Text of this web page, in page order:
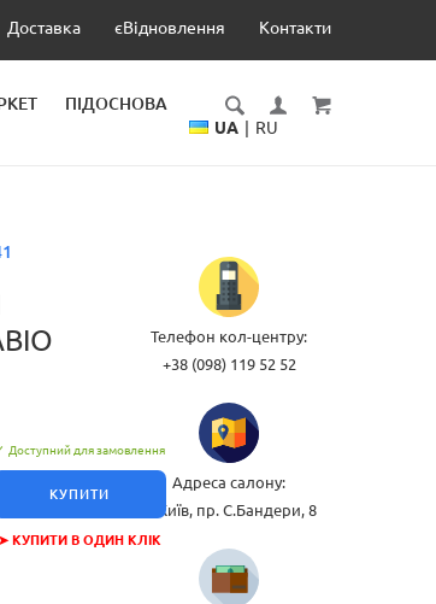
Доставка єВідновлення Контакти
ПІДОСНОВА
UA RU
Доступний для замовлення
КУПИТИ
➤ КУПИТИ В ОДИН КЛІК
Телефон кол-центру:
+38 (098) 119 52 52
Адреса салону:
м.Київ, пр. С.Бандери, 8